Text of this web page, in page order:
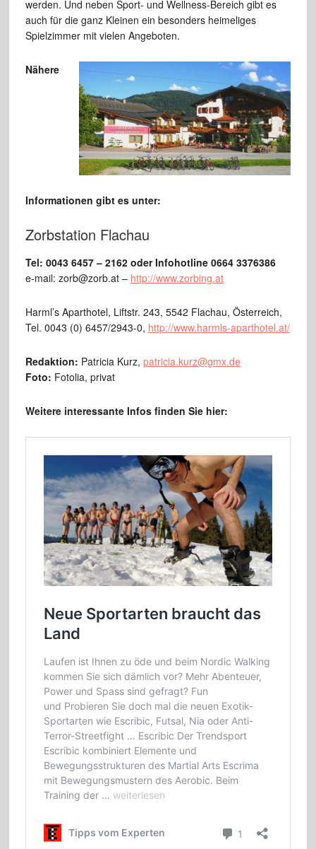
werden. Und neben Sport- und Wellness-Bereich gibt es
auch für die ganz Kleinen ein besonders heimeliges
Spielzimmer mit vielen Angeboten.
Nähere
Informationen gibt es unter:
Zorbstation Flachau
Tel: 0043 6457 – 2162 oder Infohotline 0664 3376386
e-mail: zorb@zorb.at – http://www.zorbing.at
Harml’s Aparthotel, Liftstr. 243, 5542 Flachau, Österreich,
Tel. 0043 (0) 6457/2943-0, http://www.harmls-aparthotel.at/
Redaktion: Patricia Kurz, patricia.kurz@gmx.de
Foto: Fotolia, privat
Weitere interessante Infos finden Sie hier: